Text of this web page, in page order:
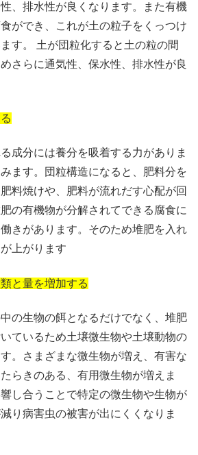
、排水性が良くなります。また有機
ができ、これが土の粒子をくっつけ
す。 土が団粒化すると土の粒の間
さらに通気性、保水性、排水性が良
成分には養分を吸着する力がありま
ます。団粒構造になると、肥料分を
料焼けや、肥料が流れだす心配が回
の有機物が分解されてできる腐食に
きがあります。そのため堆肥を入れ
上がります
と量を増加する
の生物の餌となるだけでなく、堆肥
ているため土壌微生物や土壌動物の
。さまざまな微生物が増え、有害な
らきのある、有用微生物が増えま
し合うことで特定の微生物や生物が
り病害虫の被害が出にくくなりま